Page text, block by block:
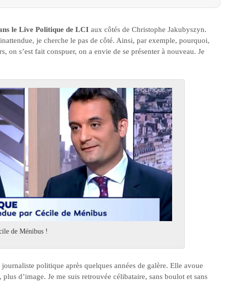
le Live Politique de LCI aux côtés de Christophe Jakubyszyn.
je cherche le pas de côté. Ainsi, par exemple, pourquoi,
on s’est fait conspuer, on a envie de se présenter à nouveau. Je
de Ménibus !
politique après quelques années de galère. Elle avoue
d’image. Je me suis retrouvée célibataire, sans boulot et sans